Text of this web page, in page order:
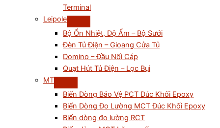
Terminal
Leipole
Bộ Ổn Nhiệt, Độ Ẩm – Bộ Sưởi
Đèn Tủ Điện – Gioang Cửa Tủ
Domino – Đầu Nối Cáp
Quạt Hút Tủ Điện – Lọc Bụi
MT
Biến Dòng Bảo Vệ PCT Đúc Khối Epoxy
Biến Dòng Đo Lường MCT Đúc Khối Epoxy
Biến dòng đo lường RCT